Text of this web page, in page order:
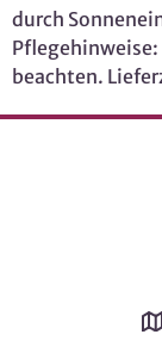
durch
beachten.